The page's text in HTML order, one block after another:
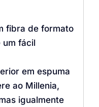
fibra de formato
um fácil
em espuma
ao Millenia,
igualmente